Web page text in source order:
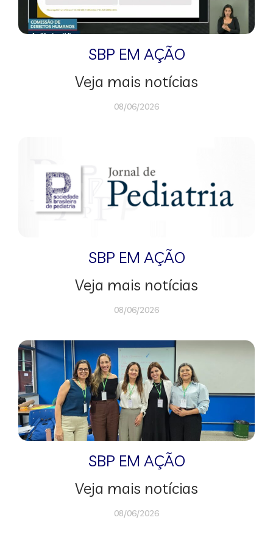
SBP EM AÇÃO
Veja mais notícias
08/06/2026
SBP EM AÇÃO
Veja mais notícias
08/06/2026
SBP EM AÇÃO
Veja mais notícias
08/06/2026